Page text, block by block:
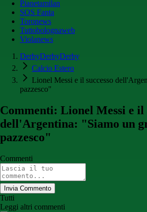
Pianetamilan
SOS Fanta
Toronews
Tuttobolognaweb
Violanews
DerbyDerbyDerby
Calcio Estero
Lionel Messi e il successo
pazzesco"
Commenti: Lionel Messi e il
dell'Argentina: "Siamo un
pazzesco"
Commenti
Invia Commento
Tutti
Leggi altri commenti